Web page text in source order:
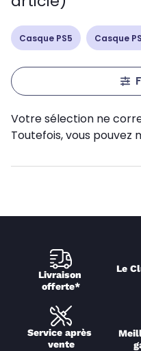
Casque PS5 Casque
Votre sélection ne
Toutefois, vous pouvez
Livraison
offerte*
Le
Service après
vente